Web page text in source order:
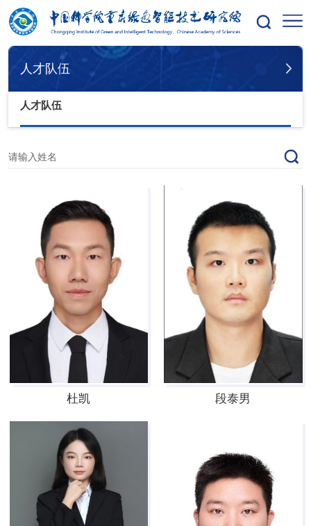
您的位置：首页 人才队伍 副高级岗位
人才队伍
人才队伍
杜凯 段泰男